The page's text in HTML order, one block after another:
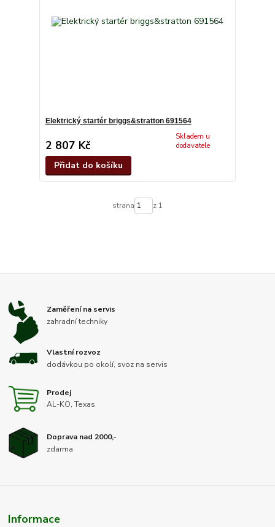
Elektrický startér briggs&stratton 691564
2 807 Kč
Skladem u
dodavatele
Přidat do košíku
strana z 1
Zaměření na servis
zahradní techniky
Vlastní rozvoz
dodávkou po okolí, svoz na servis
Prodej
AL-KO, Texas
Doprava nad 2000,-
zdarma
Informace